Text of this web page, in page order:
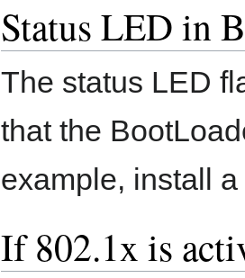
Status LED in
The status LED
that the
example, install
If 802.1x is